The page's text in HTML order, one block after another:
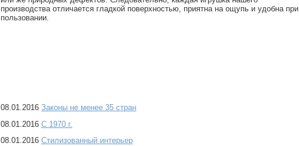
производства отличается гладкой поверхностью, приятна на ощупь и удобна при
пользовании.
08.01.2016 Законы не менее 35 стран
08.01.2016 С 1970 г.
08.01.2016 Стилизованный интерьер